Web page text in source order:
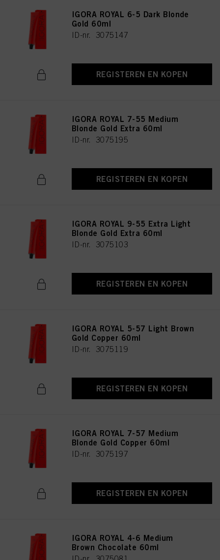
IGORA ROYAL 6-5 Dark Blonde
Gold 60ml
ID-nr. 3075147
REGISTEREN EN KOPEN
IGORA ROYAL 7-55 Medium
Blonde Gold Extra 60ml
ID-nr. 3075195
REGISTEREN EN KOPEN
IGORA ROYAL 9-55 Extra Light
Blonde Gold Extra 60ml
ID-nr. 3075103
REGISTEREN EN KOPEN
IGORA ROYAL 5-57 Light Brown
Gold Copper 60ml
ID-nr. 3075119
REGISTEREN EN KOPEN
IGORA ROYAL 7-57 Medium
Blonde Gold Copper 60ml
ID-nr. 3075197
REGISTEREN EN KOPEN
IGORA ROYAL 4-6 Medium
Brown Chocolate 60ml